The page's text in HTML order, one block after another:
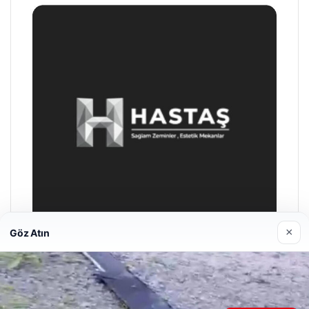
Enes Kaplan Avukatlık Bürosu
28/04/2026
Göz Atın ×